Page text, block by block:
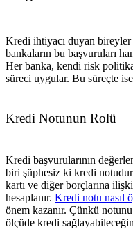
Kredi ihtiyacı duyan bireyler
bankaların bu başvuruları
Her banka, kendi risk
süreci uygular. Bu süreçte
Kredi Notunun Rolü
Kredi başvurularının
biri şüphesiz ki kredi
kartı ve diğer borçlarına
hesaplanır. Kredi notu nasıl
önem kazanır. Çünkü
ölçüde kredi